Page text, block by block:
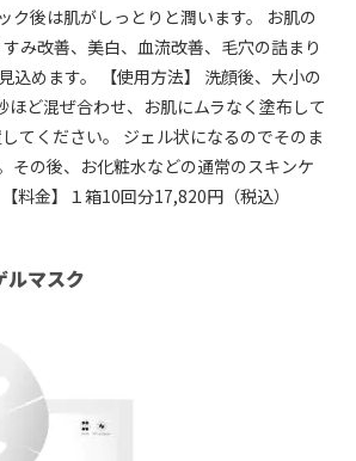
ク後は肌がしっとりと潤います。 お肌の
み改善、美白、血流改善、毛穴の詰まり
込めます。 【使用方法】 洗顔後、大小の
ほど混ぜ合わせ、お肌にムラなく塗布して
てください。 ジェル状になるのでそのま
その後、お化粧水などの通常のスキンケ
料金】１箱10回分17,820円（税込）
ルマスク